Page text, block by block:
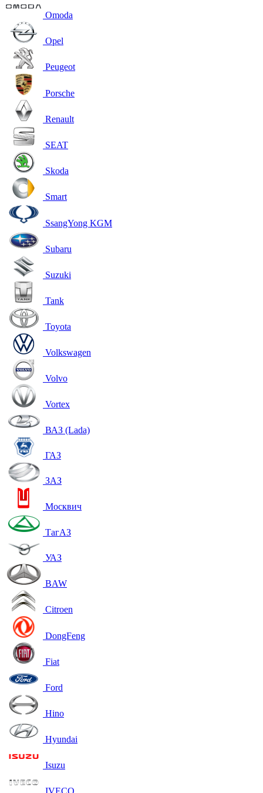
Omoda
Opel
Peugeot
Porsche
Renault
SEAT
Skoda
Smart
SsangYong KGM
Subaru
Suzuki
Tank
Toyota
Volkswagen
Volvo
Vortex
ВАЗ (Lada)
ГАЗ
ЗАЗ
Москвич
ТагАЗ
УАЗ
BAW
Citroen
DongFeng
Fiat
Ford
Hino
Hyundai
Isuzu